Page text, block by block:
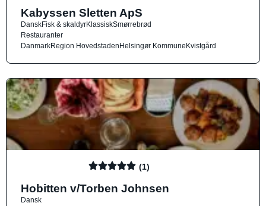
Kabyssen Sletten ApS
DanskFisk & skaldyrKlassiskSmørrebrød
Restauranter
DanmarkRegion HovedstadenHelsingør KommuneKvistgård
(1)
Hobitten v/Torben Johnsen
Dansk